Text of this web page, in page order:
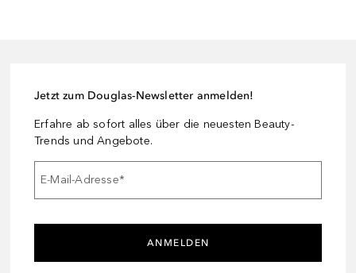
Jetzt zum Douglas-Newsletter anmelden!
Erfahre ab sofort alles über die neuesten Beauty-
Trends und Angebote.
E-Mail-Adresse*
ANMELDEN